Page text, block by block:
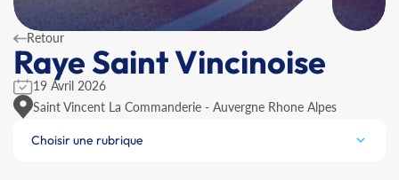
Retour
Raye Saint Vincinoise
19 Avril 2026
Saint Vincent La Commanderie - Auvergne Rhone Alpes
Choisir une rubrique